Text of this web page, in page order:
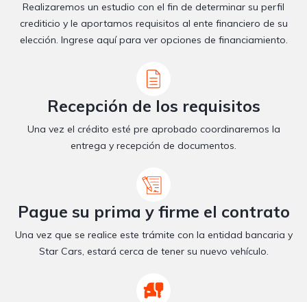
Realizaremos un estudio con el fin de determinar su perfil
crediticio y le aportamos requisitos al ente financiero de su
elección. Ingrese aquí para ver opciones de financiamiento.
Recepción de los requisitos
Una vez el crédito esté pre aprobado coordinaremos la
entrega y recepción de documentos.
Pague su prima y firme el contrato
Una vez que se realice este trámite con la entidad bancaria y
Star Cars, estará cerca de tener su nuevo vehículo.